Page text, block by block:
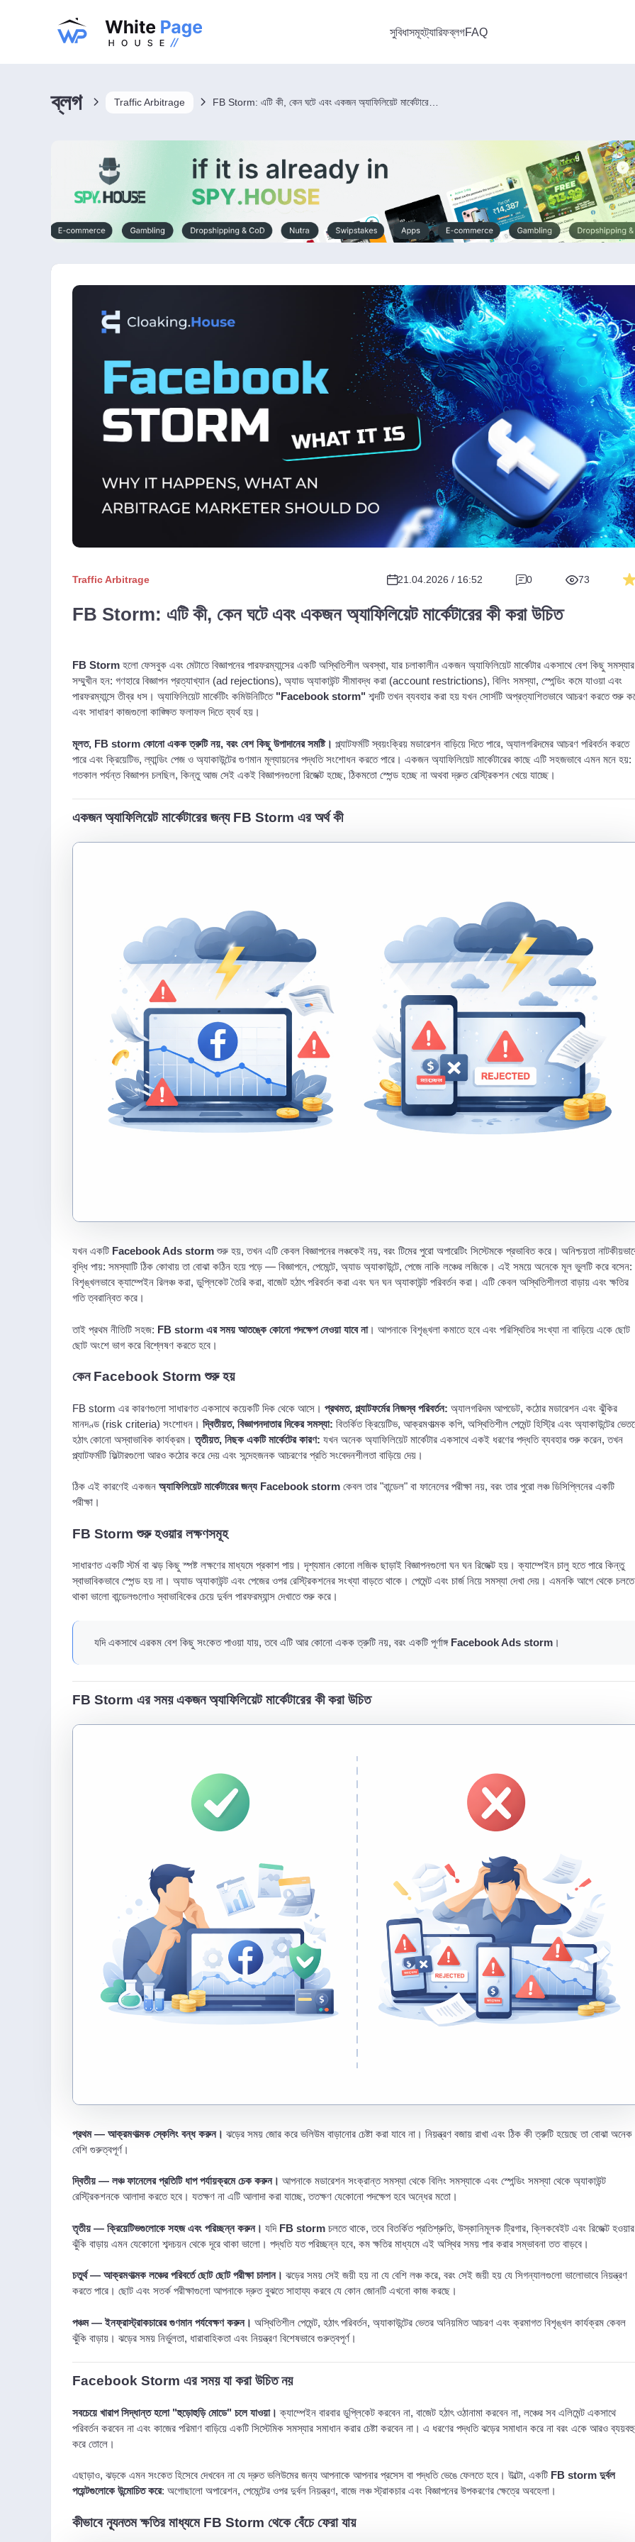
সুবিধাসমূহট্যারিফব্লগFAQ
ব্লগ Traffic Arbitrage
Traffic Arbitrage 21.04.2026 / 16:52 0 73
FB Storm: এটি কী, কেন ঘটে এবং একজন অ্যাফিলিয়েট মার্কেটারের কী করা উচিত
FB Storm হলো ফেসবুক এবং মেটাতে বিজ্ঞাপনের পারফরম্যান্সের একটি অস্থিতিশীল অবস্থা, যার চলাকালীন একজন অ্যাফিলিয়েট মার্কেটার একসাথে বেশ কিছু সমস্যার
সম্মুখীন হন: গণহারে বিজ্ঞাপন প্রত্যাখ্যান (ad rejections), অ্যাড অ্যাকাউন্ট সীমাবদ্ধ করা (account restrictions), বিলিং সমস্যা, স্পেন্ডিং কমে যাওয়া এবং
পারফরম্যান্সে তীব্র ধস। অ্যাফিলিয়েট মার্কেটিং কমিউনিটিতে "Facebook storm" শব্দটি তখন ব্যবহার করা হয় যখন সোর্সটি অপ্রত্যাশিতভাবে আচরণ করতে শুরু
এবং সাধারণ কাজগুলো কাঙ্ক্ষিত ফলাফল দিতে ব্যর্থ হয়।
মূলত, FB storm কোনো একক ত্রুটি নয়, বরং বেশ কিছু উপাদানের সমষ্টি। প্ল্যাটফর্মটি স্বয়ংক্রিয় মডারেশন বাড়িয়ে দিতে পারে, অ্যালগরিদমের আচরণ পরিবর্তন করতে
পারে এবং ক্রিয়েটিভ, ল্যান্ডিং পেজ ও অ্যাকাউন্টের গুণমান মূল্যায়নের পদ্ধতি সংশোধন করতে পারে। একজন অ্যাফিলিয়েট মার্কেটারের কাছে এটি সহজভাবে এমন মনে হয়:
গতকাল পর্যন্ত বিজ্ঞাপন চলছিল, কিন্তু আজ সেই একই বিজ্ঞাপনগুলো রিজেক্ট হচ্ছে, ঠিকমতো স্পেন্ড হচ্ছে না অথবা দ্রুত রেস্ট্রিকশন খেয়ে যাচ্ছে।
একজন অ্যাফিলিয়েট মার্কেটারের জন্য FB Storm এর অর্থ কী
যখন একটি Facebook Ads storm শুরু হয়, তখন এটি কেবল বিজ্ঞাপনের লঞ্চকেই নয়, বরং টিমের পুরো অপারেটিং সিস্টেমকে প্রভাবিত করে। অনিশ্চয়তা
বৃদ্ধি পায়: সমস্যাটি ঠিক কোথায় তা বোঝা কঠিন হয়ে পড়ে — বিজ্ঞাপনে, পেমেন্টে, অ্যাড অ্যাকাউন্টে, পেজে নাকি লঞ্চের লজিকে। এই সময়ে অনেকে মূল ভুলটি করে বসেন:
বিশৃঙ্খলভাবে ক্যাম্পেইন রিলঞ্চ করা, ডুপ্লিকেট তৈরি করা, বাজেট হঠাৎ পরিবর্তন করা এবং ঘন ঘন অ্যাকাউন্ট পরিবর্তন করা। এটি কেবল অস্থিতিশীলতা বাড়ায় এবং ক্ষতির
গতি ত্বরান্বিত করে।
তাই প্রথম নীতিটি সহজ: FB storm এর সময় আতঙ্কে কোনো পদক্ষেপ নেওয়া যাবে না। আপনাকে বিশৃঙ্খলা কমাতে হবে এবং পরিস্থিতির সংখ্যা না বাড়িয়ে একে ছোট
ছোট অংশে ভাগ করে বিশ্লেষণ করতে হবে।
কেন Facebook Storm শুরু হয়
FB storm এর কারণগুলো সাধারণত একসাথে কয়েকটি দিক থেকে আসে। প্রথমত, প্ল্যাটফর্মের নিজস্ব পরিবর্তন: অ্যালগরিদম আপডেট, কঠোর মডারেশন এবং ঝুঁকির
মানদণ্ড (risk criteria) সংশোধন। দ্বিতীয়ত, বিজ্ঞাপনদাতার দিকের সমস্যা: বিতর্কিত ক্রিয়েটিভ, আক্রমণাত্মক কপি, অস্থিতিশীল পেমেন্ট হিস্ট্রি এবং অ্যাকাউন্টের
হঠাৎ কোনো অস্বাভাবিক কার্যক্রম।তৃতীয়ত, নিছক একটি মার্কেটের কারণ: যখন অনেক অ্যাফিলিয়েট মার্কেটার একসাথে একই ধরণের পদ্ধতি ব্যবহার শুরু করেন, তখন
প্ল্যাটফর্মটি ফিল্টারগুলো আরও কঠোর করে দেয় এবং সন্দেহজনক আচরণের প্রতি সংবেদনশীলতা বাড়িয়ে দেয়।
ঠিক এই কারণেই একজন অ্যাফিলিয়েট মার্কেটারের জন্য Facebook storm কেবল তার "বান্ডেল" বা ফানেলের পরীক্ষা নয়, বরং তার পুরো লঞ্চ ডিসিপ্লিনের একটি
পরীক্ষা।
FB Storm শুরু হওয়ার লক্ষণসমূহ
সাধারণত একটি স্টর্ম বা ঝড় কিছু স্পষ্ট লক্ষণের মাধ্যমে প্রকাশ পায়। দৃশ্যমান কোনো লজিক ছাড়াই বিজ্ঞাপনগুলো ঘন ঘন রিজেক্ট হয়। ক্যাম্পেইন চালু হতে পারে কিন্তু
স্বাভাবিকভাবে স্পেন্ড হয় না। অ্যাড অ্যাকাউন্ট এবং পেজের ওপর রেস্ট্রিকশনের সংখ্যা বাড়তে থাকে। পেমেন্ট এবং চার্জ নিয়ে সমস্যা দেখা দেয়। এমনকি আগে থেকে চলতে
থাকা ভালো বান্ডেলগুলোও স্বাভাবিকের চেয়ে দুর্বল পারফরম্যান্স দেখাতে শুরু করে।
যদি একসাথে এরকম বেশ কিছু সংকেত পাওয়া যায়, তবে এটি আর কোনো একক ত্রুটি নয়, বরং একটি পূর্ণাঙ্গ Facebook Ads storm ।
FB Storm এর সময় একজন অ্যাফিলিয়েট মার্কেটারের কী করা উচিত
প্রথম — আক্রমণাত্মক স্কেলিং বন্ধ করুন। ঝড়ের সময় জোর করে ভলিউম বাড়ানোর চেষ্টা করা যাবে না। নিয়ন্ত্রণ বজায় রাখা এবং ঠিক কী ত্রুটি হয়েছে তা বোঝা অনেক
বেশি গুরুত্বপূর্ণ।
দ্বিতীয় — লঞ্চ ফানেলের প্রতিটি ধাপ পর্যায়ক্রমে চেক করুন। আপনাকে মডারেশন সংক্রান্ত সমস্যা থেকে বিলিং সমস্যাকে এবং স্পেন্ডিং সমস্যা থেকে অ্যাকাউন্ট
রেস্ট্রিকশনকে আলাদা করতে হবে। যতক্ষণ না এটি আলাদা করা যাচ্ছে, ততক্ষণ যেকোনো পদক্ষেপ হবে অন্ধের মতো।
তৃতীয় — ক্রিয়েটিভগুলোকে সহজ এবং পরিচ্ছন্ন করুন। যদি FB storm চলতে থাকে, তবে বিতর্কিত প্রতিশ্রুতি, উস্কানিমূলক ট্রিগার, ক্লিকবেইট এবং রিজেক্ট হওয়ার
ঝুঁকি বাড়ায় এমন যেকোনো শব্দচয়ন থেকে দূরে থাকা ভালো। পদ্ধতি যত পরিচ্ছন্ন হবে, কম ক্ষতির মাধ্যমে এই অস্থির সময় পার করার সম্ভাবনা তত বাড়বে।
চতুর্থ — আক্রমণাত্মক লঞ্চের পরিবর্তে ছোট ছোট পরীক্ষা চালান। ঝড়ের সময় সেই জয়ী হয় না যে বেশি লঞ্চ করে, বরং সেই জয়ী হয় যে সিগন্যালগুলো ভালোভাবে নিয়ন্ত্রণ
করতে পারে। ছোট এবং সতর্ক পরীক্ষাগুলো আপনাকে দ্রুত বুঝতে সাহায্য করবে যে কোন জোনটি এখনো কাজ করছে।
পঞ্চম — ইনফ্রাস্ট্রাকচারের গুণমান পর্যবেক্ষণ করুন। অস্থিতিশীল পেমেন্ট, হঠাৎ পরিবর্তন, অ্যাকাউন্টের ভেতর অনিয়মিত আচরণ এবং ক্রমাগত বিশৃঙ্খল কার্যক্রম কেবল
ঝুঁকি বাড়ায়। ঝড়ের সময় নির্ভুলতা, ধারাবাহিকতা এবং নিয়ন্ত্রণ বিশেষভাবে গুরুত্বপূর্ণ।
Facebook Storm এর সময় যা করা উচিত নয়
সবচেয়ে খারাপ সিদ্ধান্ত হলো "হুড়োহুড়ি মোডে" চলে যাওয়া। ক্যাম্পেইন বারবার ডুপ্লিকেট করবেন না, বাজেট হঠাৎ ওঠানামা করবেন না, লঞ্চের সব এলিমেন্ট একসাথে
পরিবর্তন করবেন না এবং কাজের পরিমাণ বাড়িয়ে একটি সিস্টেমিক সমস্যার সমাধান করার চেষ্টা করবেন না। এ ধরণের পদ্ধতি ঝড়ের সমাধান করে না বরং একে আরও
করে তোলে।
এছাড়াও, ঝড়কে এমন সংকেত হিসেবে দেখবেন না যে দ্রুত ভলিউমের জন্য আপনাকে আপনার প্রসেস বা পদ্ধতি ভেঙে ফেলতে হবে। উল্টো, একটি FB storm দুর্বল
পয়েন্টগুলোকে উন্মোচিত করে: অগোছালো অপারেশন, পেমেন্টের ওপর দুর্বল নিয়ন্ত্রণ, বাজে লঞ্চ স্ট্রাকচার এবং বিজ্ঞাপনের উপকরণের ক্ষেত্রে অবহেলা।
কীভাবে ন্যূনতম ক্ষতির মাধ্যমে FB Storm থেকে বেঁচে ফেরা যায়